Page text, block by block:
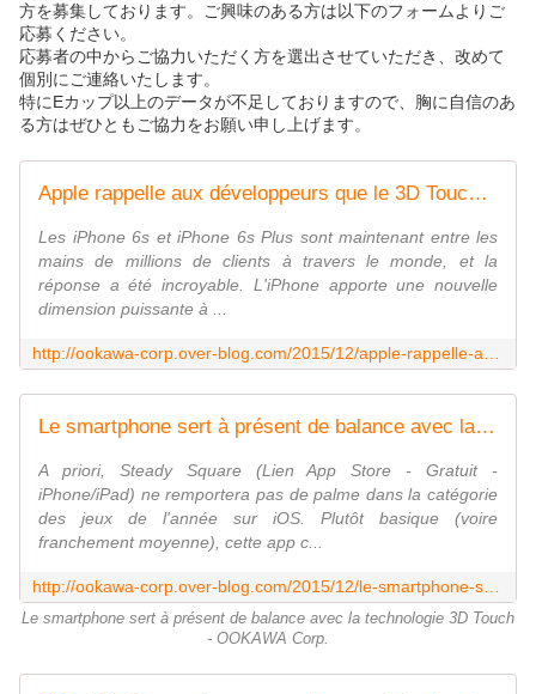
方を募集しております。ご興味のある方は以下のフォームよりご
応募ください。
応募者の中からご協力いただく方を選出させていただき、改めて
個別にご連絡いたします。
特にEカップ以上のデータが不足しておりますので、胸に自信のあ
る方はぜひともご協力をお願い申し上げます。
Apple rappelle aux développeurs que le 3D Touch peut intégrer leurs apps - OOKAWA Corp.
Les iPhone 6s et iPhone 6s Plus sont maintenant entre les
mains de millions de clients à travers le monde, et la
réponse a été incroyable. L'iPhone apporte une nouvelle
dimension puissante à ...
Le smartphone sert à présent de balance avec la technologie 3D Touch - OOKAWA Corp.
A priori, Steady Square (Lien App Store - Gratuit -
iPhone/iPad) ne remportera pas de palme dans la catégorie
des jeux de l'année sur iOS. Plutôt basique (voire
franchement moyenne), cette app c...
Le smartphone sert à présent de balance avec la technologie 3D Touch
- OOKAWA Corp.